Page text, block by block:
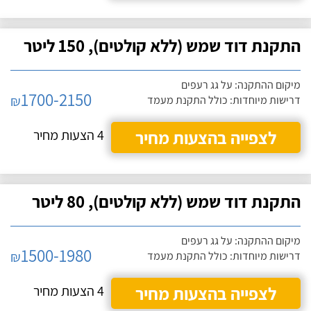
התקנת דוד שמש (ללא קולטים), 150 ליטר
מיקום ההתקנה: על גג רעפים
דרישות מיוחדות: כולל התקנת מעמד
₪1700-2150
לצפייה בהצעות מחיר
4 הצעות מחיר
התקנת דוד שמש (ללא קולטים), 80 ליטר
מיקום ההתקנה: על גג רעפים
דרישות מיוחדות: כולל התקנת מעמד
₪1500-1980
לצפייה בהצעות מחיר
4 הצעות מחיר